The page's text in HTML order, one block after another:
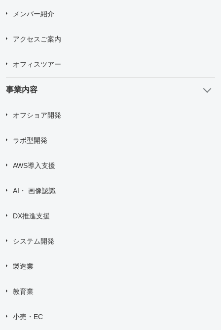
メンバー紹介
アクセスご案内
オフィスツアー
事業内容
オフショア開発
ラボ型開発
AWS導入支援
AI・ 画像認識
DX推進支援
システム開発
製造業
教育業
小売・EC